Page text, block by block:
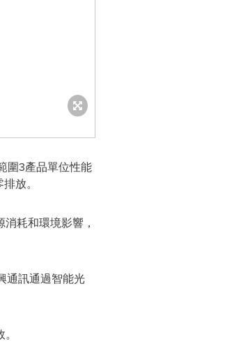
圍3產品單位性能
放。
耗和環境影響，
通訊通過智能光